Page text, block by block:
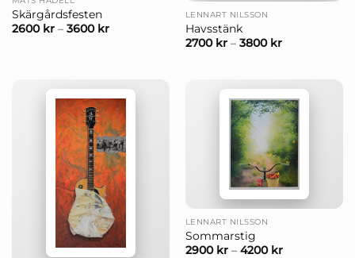
Skärgårdsfesten
2600 kr– 3600 kr
LENNART NILSSON
Havsstänk
2700 kr– 3800 kr
LENNART NILSSON
Sommarstig
2900 kr– 4200 kr